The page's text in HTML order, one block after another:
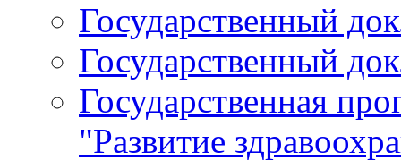
Государственный
Государственный
Государственная
"Развитие